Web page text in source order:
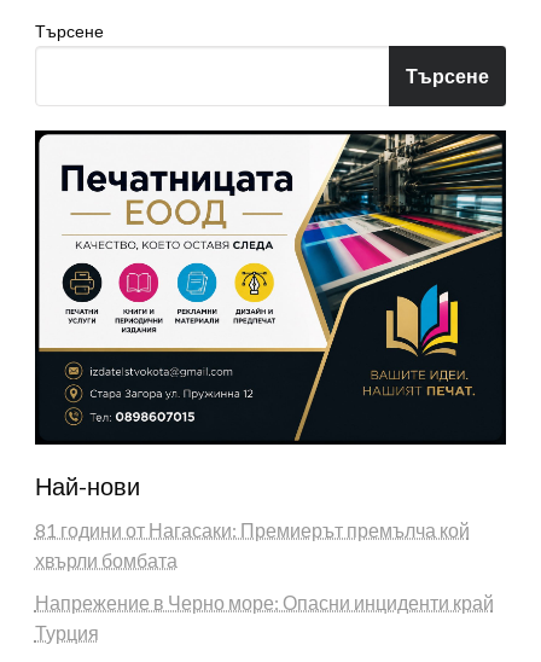
Търсене
Търсене
Най-нови
81 години от Нагасаки: Премиерът премълча кой
хвърли бомбата
Напрежение в Черно море: Опасни инциденти край
Турция